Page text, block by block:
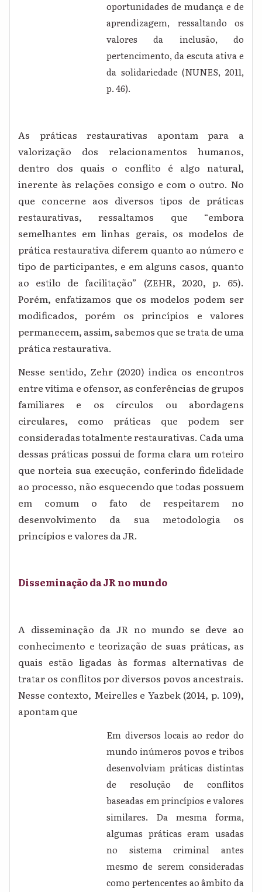
oportunidades de mudança e de
aprendizagem, ressaltando os
valores da inclusão, do
pertencimento, da escuta ativa e
da solidariedade (NUNES, 2011,
p. 46).
As práticas restaurativas apontam para a
valorização dos relacionamentos humanos,
dentro dos quais o conflito é algo natural,
inerente às relações consigo e com o outro. No
que concerne aos diversos tipos de práticas
restaurativas, ressaltamos que “embora
semelhantes em linhas gerais, os modelos de
prática restaurativa diferem quanto ao número e
tipo de participantes, e em alguns casos, quanto
ao estilo de facilitação” (ZEHR, 2020, p. 65).
Porém, enfatizamos que os modelos podem ser
modificados, porém os princípios e valores
permanecem, assim, sabemos que se trata de uma
prática restaurativa.
Nesse sentido, Zehr (2020) indica os encontros
entre vítima e ofensor, as conferências de grupos
familiares e os círculos ou abordagens
circulares, como práticas que podem ser
consideradas totalmente restaurativas. Cada uma
dessas práticas possui de forma clara um roteiro
que norteia sua execução, conferindo fidelidade
ao processo, não esquecendo que todas possuem
em comum o fato de respeitarem no
desenvolvimento da sua metodologia os
princípios e valores da JR.
Disseminação da JR no mundo
A disseminação da JR no mundo se deve ao
conhecimento e teorização de suas práticas, as
quais estão ligadas às formas alternativas de
tratar os conflitos por diversos povos ancestrais.
Nesse contexto, Meirelles e Yazbek (2014, p. 109),
apontam que
Em diversos locais ao redor do
mundo inúmeros povos e tribos
desenvolviam práticas distintas
de resolução de conflitos
baseadas em princípios e valores
similares. Da mesma forma,
algumas práticas eram usadas
no sistema criminal antes
mesmo de serem consideradas
como pertencentes ao âmbito da